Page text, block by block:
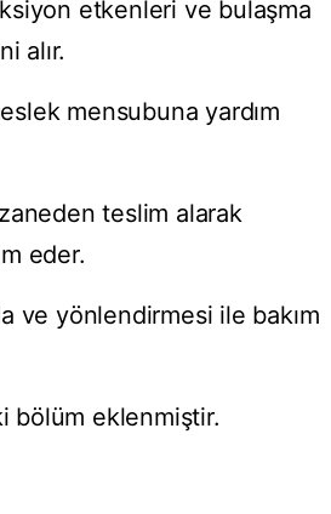
etkenleri ve bulaşma
alır.
mensubuna yardım
teslim alarak
eder.
ve yönlendirmesi ile bakım
bölüm eklenmiştir.